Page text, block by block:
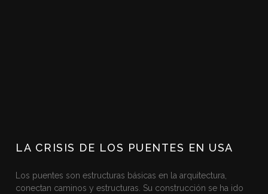
LA CRISIS DE LOS PUENTES EN USA
Los puentes son estructuras básicas en la arquitectura,
conectan caminos y estructuras. Su construcción se ha ido